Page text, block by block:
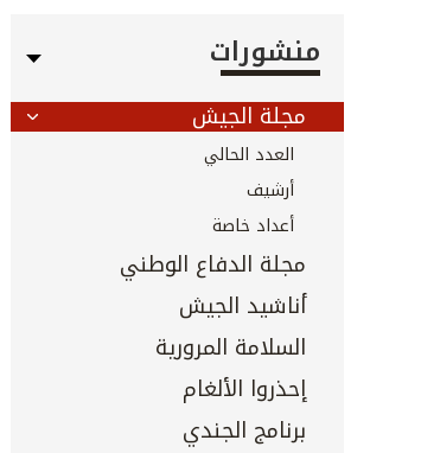
منشورات
مجلة الجيش
العدد الحالي
أرشيف
أعداد خاصة
مجلة الدفاع الوطني
أناشيد الجيش
السلامة المرورية
إحذروا الألغام
برنامج الجندي